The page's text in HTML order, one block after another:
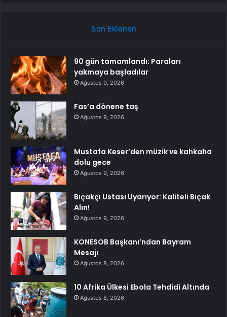
Son Eklenen
90 gün tamamlandı: Paraları
yakmaya başladılar
Ağustos 9, 2026
Fas’a dönene taş
Ağustos 9, 2026
Mustafa Keser’den müzik ve kahkaha
dolu gece
Ağustos 9, 2026
Bıçakçı Ustası Uyarıyor: Kaliteli Bıçak
Alın!
Ağustos 9, 2026
KONESOB Başkanı’ndan Bayram
Mesajı
Ağustos 8, 2026
10 Afrika Ülkesi Ebola Tehdidi Altında
Ağustos 8, 2026